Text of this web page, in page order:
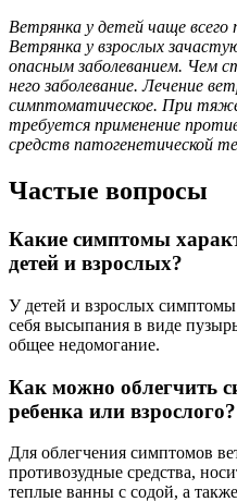
Ветрянка у детей чаще всего
Ветрянка у взрослых
опасным заболеванием. Чем
него заболевание. Лечение
симптоматическое. При
требуется применение
средств патогенетической
Частые вопросы
Какие симптомы
детей и взрослых?
У детей и взрослых
себя высыпания в виде
общее недомогание.
Как можно облегчить
ребенка или взрослого?
Для облегчения симптомов
противозудные средства,
теплые ванны с содой, а